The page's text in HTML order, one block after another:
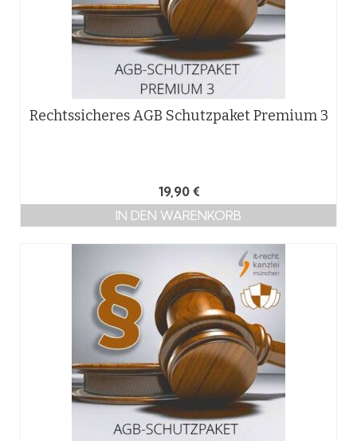
Rechtssicheres AGB Schutzpaket Premium 3
19,90 €
IN DEN WARENKORB